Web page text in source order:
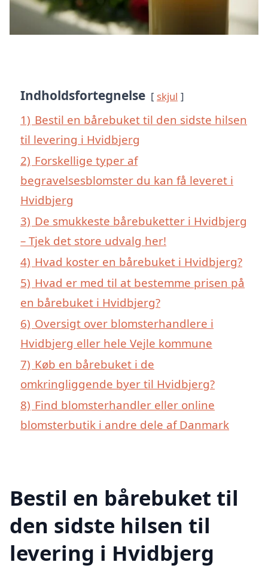
Indholdsfortegnelse skjul
1) Bestil en bårebuket til den sidste hilsen
til levering i Hvidbjerg
2) Forskellige typer af
begravelsesblomster du kan få leveret i
Hvidbjerg
3) De smukkeste bårebuketter i Hvidbjerg
– Tjek det store udvalg her!
4) Hvad koster en bårebuket i Hvidbjerg?
5) Hvad er med til at bestemme prisen på
en bårebuket i Hvidbjerg?
6) Oversigt over blomsterhandlere i
Hvidbjerg eller hele Vejle kommune
7) Køb en bårebuket i de
omkringliggende byer til Hvidbjerg?
8) Find blomsterhandler eller online
blomsterbutik i andre dele af Danmark
Bestil en bårebuket til
den sidste hilsen til
levering i Hvidbjerg